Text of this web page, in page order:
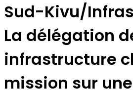
Sud-Kivu/
La délégation
infrastructure
mission sur